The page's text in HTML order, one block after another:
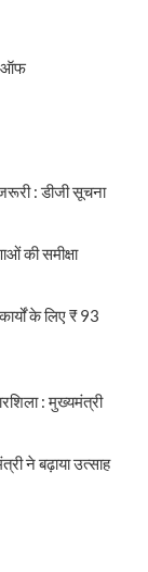
ऑफ
: डीजी सूचना
की समीक्षा
के लिए ₹ 93
: मुख्यमंत्री
ने बढ़ाया उत्साह